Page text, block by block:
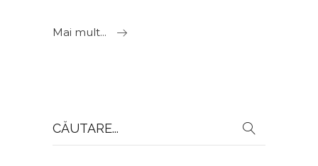
Mai mult...
Search
for: